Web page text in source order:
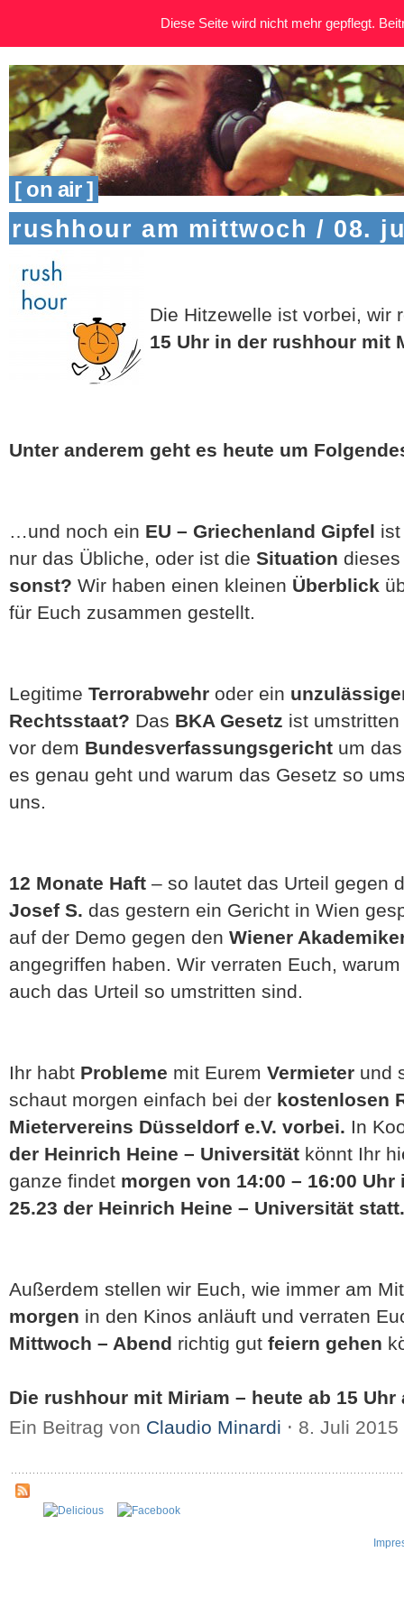
[ on air ]
rushhour am mittwoch / 08.
Die Hitzewelle ist vorbei, wir
15 Uhr in der rushhour mit
Unter anderem geht es heute um
…und noch ein EU – Griechenland Gipfel
nur das Übliche, oder ist die Situation
sonst? Wir haben einen kleinen Überblick
für Euch zusammen gestellt.
Legitime Terrorabwehr oder ein
Rechtsstaat? Das BKA Gesetz ist
vor dem Bundesverfassungsgericht um
es genau geht und warum das Gesetz so
uns.
12 Monate Haft – so lautet das Urteil gegen
Josef S. das gestern ein Gericht in Wien
auf der Demo gegen den Wiener
angegriffen haben. Wir verraten Euch,
auch das Urteil so umstritten sind.
Ihr habt Probleme mit Eurem Vermieter und
schaut morgen einfach bei der kostenlosen
Mietervereins Düsseldorf e.V. vorbei. In
der Heinrich Heine – Universität könnt Ihr
ganze findet morgen von 14:00 – 16:00
25.23 der Heinrich Heine – Universität statt.
Außerdem stellen wir Euch, wie immer am
morgen in den Kinos anläuft und verraten
Mittwoch – Abend richtig gut feiern gehen
Die rushhour mit Miriam – heute ab 15 Uhr
Ein Beitrag von Claudio Minardi ⋅ 8. Juli 2015
Diese Seite wird nicht mehr gepflegt.